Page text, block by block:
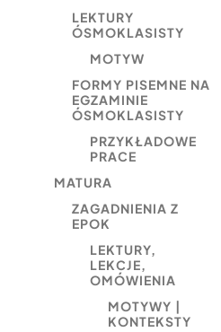
LEKTURY
ÓSMOKLASISTY
MOTYW
FORMY PISEMNE NA
EGZAMINIE
ÓSMOKLASISTY
PRZYKŁADOWE
PRACE
MATURA
ZAGADNIENIA Z
EPOK
LEKTURY,
LEKCJE,
OMÓWIENIA
MOTYWY |
KONTEKSTY